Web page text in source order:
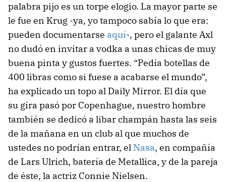
palabra pijo es un torpe elogio. La mayor parte se
le fue en Krug -ya, yo tampoco sabía lo que era:
pueden documentarse aquí-, pero el galante Axl
no dudó en invitar a vodka a unas chicas de muy
buena pinta y gustos fuertes. “Pedía botellas de
400 libras como si fuese a acabarse el mundo”,
ha explicado un topo al Daily Mirror. El día que
su gira pasó por Copenhague, nuestro hombre
también se dedicó a libar champán hasta las seis
de la mañana en un club al que muchos de
ustedes no podrían entrar, el Nasa, en compañía
de Lars Ulrich, batería de Metallica, y de la pareja
de éste, la actriz Connie Nielsen.